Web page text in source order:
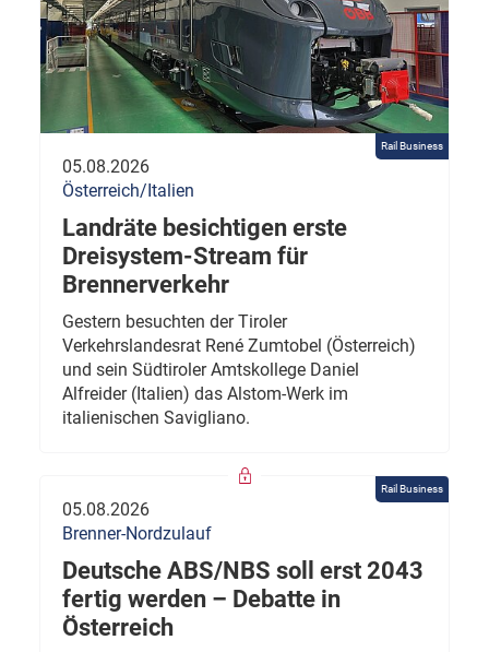
Rail Business
05.08.2026
Österreich/Italien
Landräte besichtigen erste
Dreisystem-Stream für
Brennerverkehr
Gestern besuchten der Tiroler
Verkehrslandesrat René Zumtobel (Österreich)
und sein Südtiroler Amtskollege Daniel
Alfreider (Italien) das Alstom-Werk im
italienischen Savigliano.
Rail Business
05.08.2026
Brenner-Nordzulauf
Deutsche ABS/NBS soll erst 2043
fertig werden – Debatte in
Österreich